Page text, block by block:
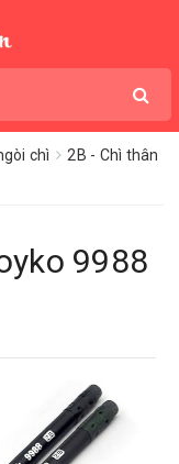
chì
2B - Chì thân
9988